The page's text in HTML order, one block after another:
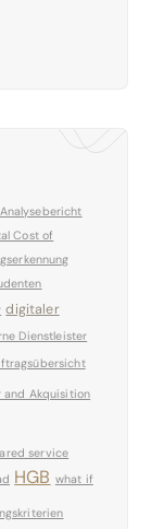
Analysebericht
Cost of
digitaler
Dienstleister
and Akquisition
service
HGB what if